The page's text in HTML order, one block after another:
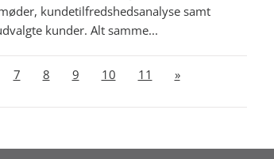
kundetilfredshedsanalyse samt
kunder. Alt samme...
7 8 9 10 11 »